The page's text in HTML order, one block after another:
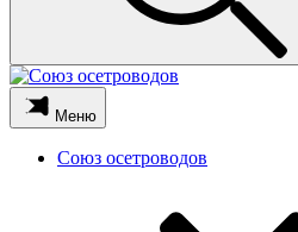
Меню
Союз осетроводов